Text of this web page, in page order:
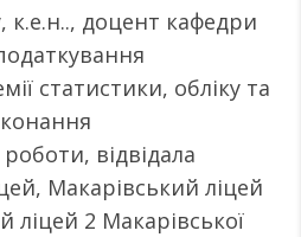
к.е.н.., доцент кафедри
статистики, обліку та
відвідала
Макарівський ліцей
ліцей 2 Макарівської